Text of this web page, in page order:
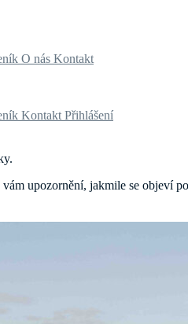
O nás Kontakt
Kontakt Přihlášení
upozornění, jakmile se objeví